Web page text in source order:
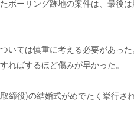
ボーリング跡地の案件は、最後
いては慎重に考える必要があっ
ればするほど傷みが早かった。
締役)の結婚式がめでたく挙行さ